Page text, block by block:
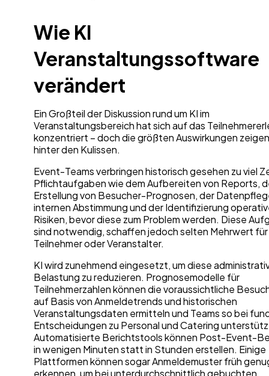
Wie KI
Veranstaltungssoftware
verändert
Ein Großteil der Diskussion rund um KI im
Veranstaltungsbereich hat sich auf das
konzentriert – doch die größten Auswirkungen
hinter den Kulissen.
Event-Teams verbringen historisch gesehen zu viel
Pflichtaufgaben wie dem Aufbereiten von Reports,
Erstellung von Besucher-Prognosen, der
internen Abstimmung und der Identifizierung
Risiken, bevor diese zum Problem werden. Diese
sind notwendig, schaffen jedoch selten Mehrwert für
Teilnehmer oder Veranstalter.
KI wird zunehmend eingesetzt, um diese
Belastung zu reduzieren. Prognosemodelle für
Teilnehmerzahlen können die voraussichtliche
auf Basis von Anmeldetrends und historischen
Veranstaltungsdaten ermitteln und Teams so bei
Entscheidungen zu Personal und Catering
Automatisierte Berichtstools können Post-Event-
in wenigen Minuten statt in Stunden erstellen. Einige
Plattformen können sogar Anmeldemuster früh
erkennen, um bei unterdurchschnittlich gebuchten